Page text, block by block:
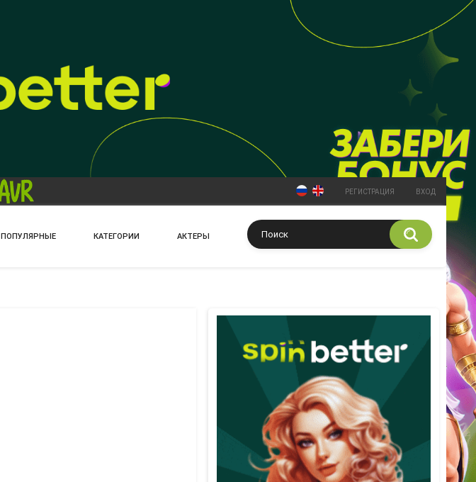
РЕГИСТРАЦИЯ ВХОД
ПОПУЛЯРНЫЕ КАТЕГОРИИ АКТЕРЫ